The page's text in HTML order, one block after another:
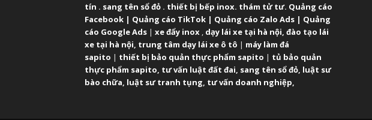
tín . sang tên sổ đỏ . thiết bị bếp inox. thám tử tư. Quảng cáo
Facebook | Quảng cáo TikTok | Quảng cáo Zalo Ads | Quảng
cáo Google Ads | xe đẩy inox , dạy lái xe tại hà nội, đào tạo lái
xe tại hà nội, trung tâm dạy lái xe ô tô | máy làm đá
sapito | thiết bị bảo quản thực phẩm sapito | tủ bảo quản
thực phẩm sapito, tư vấn luật đất đai, sang tên sổ đỏ, luật sư
bào chữa, luật sư tranh tụng, tư vấn doanh nghiệp,